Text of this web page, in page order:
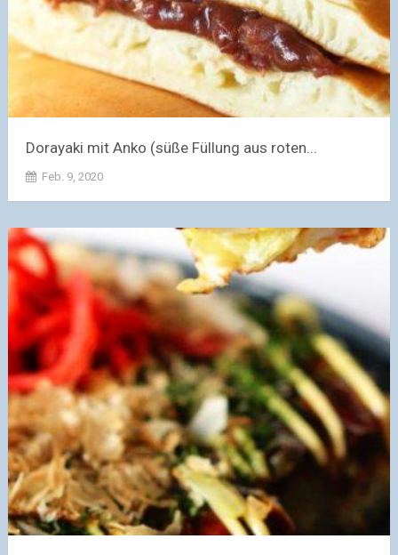
Dorayaki mit Anko (süße Füllung aus roten...
Feb. 9, 2020